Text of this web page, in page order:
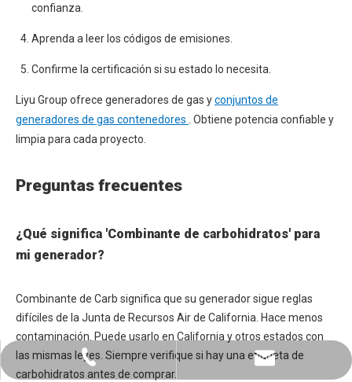
confianza.
Aprenda a leer los códigos de emisiones.
Confirme la certificación si su estado lo necesita.
Liyu Group ofrece generadores de gas yconjuntos de
generadores de gas contenedores
. Obtiene potencia confiable y
limpia para cada proyecto.
Preguntas frecuentes
¿Qué significa 'Combinante de carbohidratos' para
mi generador?
Combinante de Carb significa que su generador sigue reglas
difíciles de la Junta de Recursos Air de California. Hace menos
contaminación. Puede usarlo en California y otros estados con
las mismas leyes. Siempre verifique si hay una etiqueta de
carbohidratos antes de comprar.
+86-0731-8873 0808
liyu@liyupower.com